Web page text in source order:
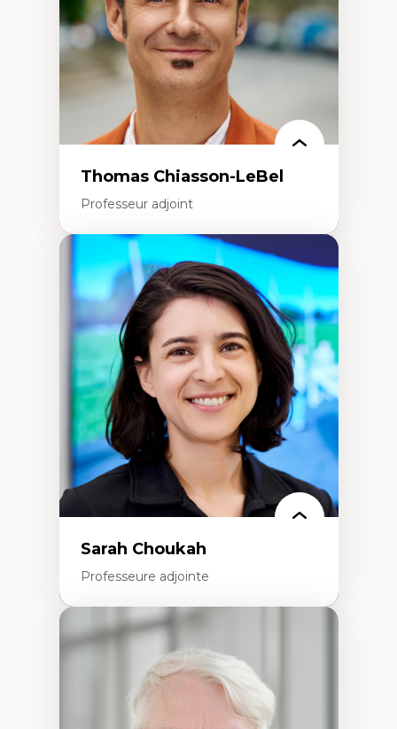
Coopératives
Télétravail en milieu rural francophone
Transition socio-écologique
Thomas Chiasson-LeBel
Professeur adjoint
Expertises
Théories du développement
Économie politique comparée
Élites économiques
Sociologie économique
Extractivisme
Classes sociales
Mouvements sociaux
Théories de l’État
Sarah Choukah
Professeure adjointe
Expertises
Démocratisation des nouvelles
technologies et biotechnologies
Données ouvertes
Bioart, programmation et électronique
créatives